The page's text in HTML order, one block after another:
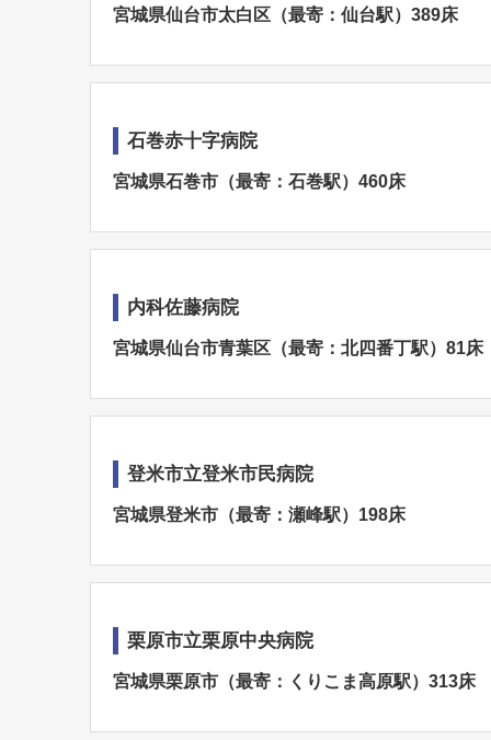
宮城県仙台市太白区（最寄：仙台駅）389床
石巻赤十字病院
宮城県石巻市（最寄：石巻駅）460床
内科佐藤病院
宮城県仙台市青葉区（最寄：北四番丁駅）81床
登米市立登米市民病院
宮城県登米市（最寄：瀬峰駅）198床
栗原市立栗原中央病院
宮城県栗原市（最寄：くりこま高原駅）313床